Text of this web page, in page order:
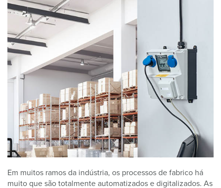
Em muitos ramos da indústria, os processos de fabrico há
muito que são totalmente automatizados e digitalizados. As